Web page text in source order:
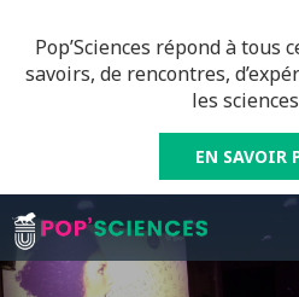
Pop’Sciences répond à tous
savoirs, de rencontres,
les
EN SAVOIR